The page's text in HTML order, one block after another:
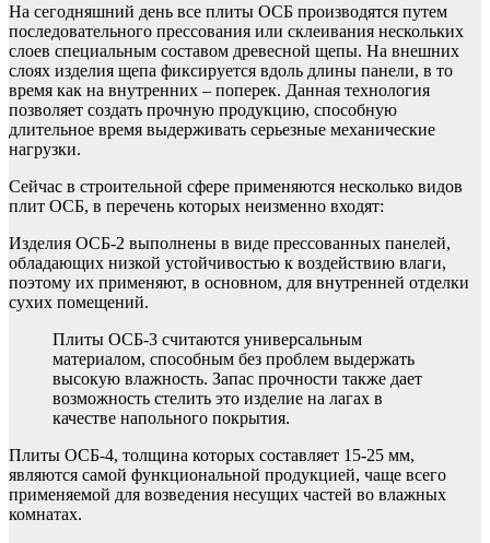
На сегодняшний день все плиты ОСБ производятся путем
последовательного прессования или склеивания нескольких
слоев специальным составом древесной щепы. На внешних
слоях изделия щепа фиксируется вдоль длины панели, в то
время как на внутренних – поперек. Данная технология
позволяет создать прочную продукцию, способную
длительное время выдерживать серьезные механические
нагрузки.
Сейчас в строительной сфере применяются несколько видов
плит ОСБ, в перечень которых неизменно входят:
Изделия ОСБ-2 выполнены в виде прессованных панелей,
обладающих низкой устойчивостью к воздействию влаги,
поэтому их применяют, в основном, для внутренней отделки
сухих помещений.
Плиты ОСБ-3 считаются универсальным
материалом, способным без проблем выдержать
высокую влажность. Запас прочности также дает
возможность стелить это изделие на лагах в
качестве напольного покрытия.
Плиты ОСБ-4, толщина которых составляет 15-25 мм,
являются самой функциональной продукцией, чаще всего
применяемой для возведения несущих частей во влажных
комнатах.